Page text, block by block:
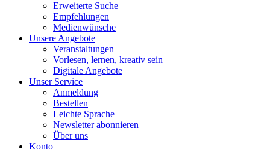
Erweiterte Suche
Empfehlungen
Medienwünsche
Unsere Angebote
Veranstaltungen
Vorlesen, lernen, kreativ sein
Digitale Angebote
Unser Service
Anmeldung
Bestellen
Leichte Sprache
Newsletter abonnieren
Über uns
Konto